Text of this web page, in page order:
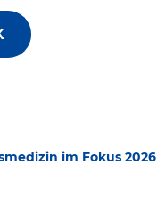
im Fokus 2026